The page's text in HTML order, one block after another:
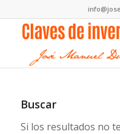
Buscar
Si los resultados no